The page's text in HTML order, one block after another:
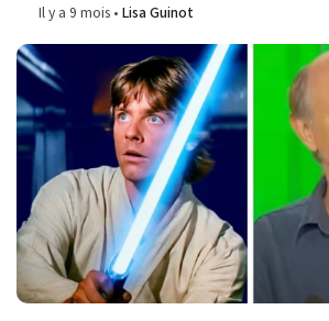
Il y a 9 mois Lisa Guinot